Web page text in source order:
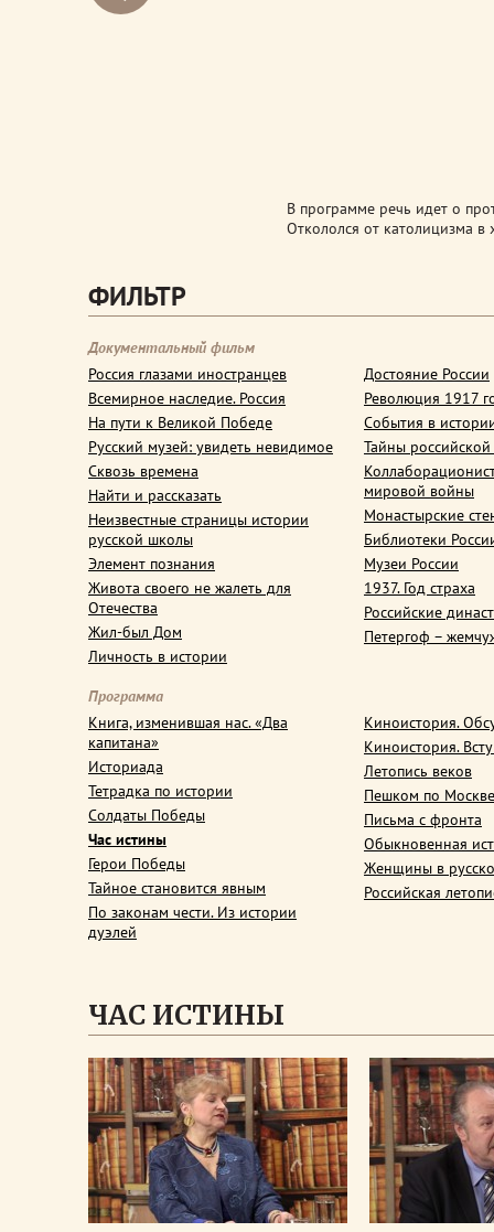
В программе речь идет о
Откололся от католицизма
ФИЛЬТР
Документальный фильм
Россия глазами иностранцев
Всемирное наследие. Россия
На пути к Великой Победе
Русский музей: увидеть невидимое
Сквозь времена
Найти и рассказать
Неизвестные страницы истории
русской школы
Элемент познания
Живота своего не жалеть для
Отечества
Жил-был Дом
Личность в истории
Достояние России
Революция 1917
События в
Тайны
мировой войны
Монастырские
Библиотеки
Музеи России
1937. Год страха
Российские
Петергоф –
Программа
Книга, изменившая нас. «Два
капитана»
Историада
Тетрадка по истории
Солдаты Победы
Час истины
Герои Победы
Тайное становится явным
По законам чести. Из истории
дуэлей
Киноистория.
Киноистория.
Летопись веков
Пешком по Москве
Письма с фронта
Обыкновенная
Женщины в
Российская
ЧАС ИСТИНЫ